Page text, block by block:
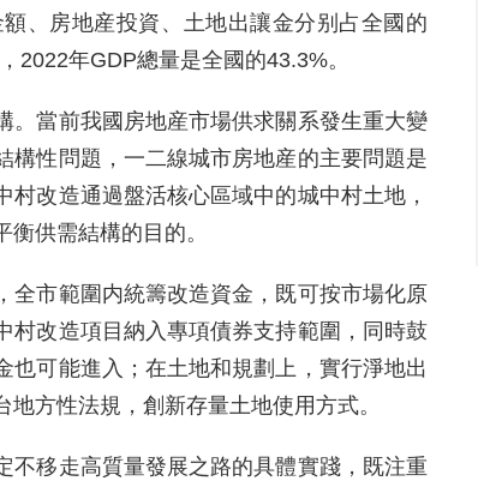
、房地産投資、土地出讓金分别占全國的
2022年GDP總量是全國的43.3%。
。當前我國房地産市場供求關系發生重大變
構性問題，一二線城市房地産的主要問題是
改造通過盤活核心區域中的城中村土地，
供需結構的目的。
全市範圍内統籌改造資金，既可按市場化原
村改造項目納入專項債券支持範圍，同時鼓
也可能進入；在土地和規劃上，實行淨地出
方性法規，創新存量土地使用方式。
不移走高質量發展之路的具體實踐，既注重